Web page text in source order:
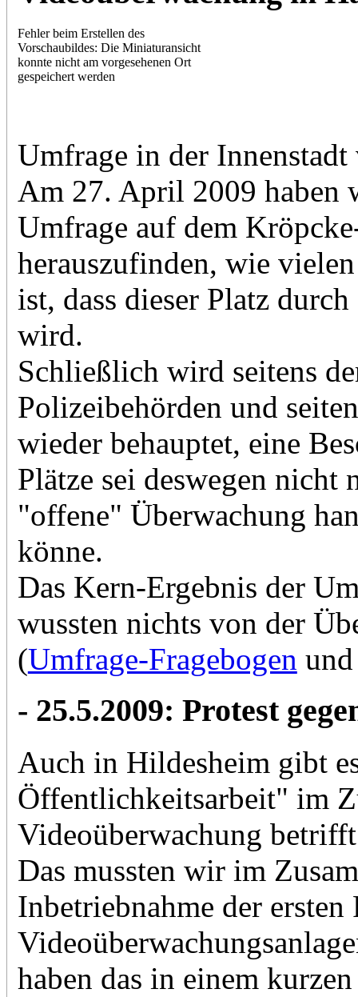
Fehler beim Erstellen des
Vorschaubildes: Die Miniaturansicht
konnte nicht am vorgesehenen Ort
gespeichert werden
Umfrage in der
Am 27. April 2009 haben
Umfrage auf dem
herauszufinden, wie
ist, dass dieser Platz
wird.
Schließlich wird seitens
Polizeibehörden und
wieder behauptet, eine
Plätze sei deswegen
"offene" Überwachung
könne.
Das Kern-Ergebnis der
wussten nichts von der
(Umfrage-Fragebogen
- 25.5.2009: Protest
Auch in Hildesheim gibt
Öffentlichkeitsarbeit" im
Videoüberwachung
Das mussten wir im
Inbetriebnahme der ersten
haben das in einem